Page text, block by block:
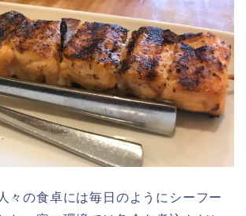
々の食卓には毎日のようにシーフー